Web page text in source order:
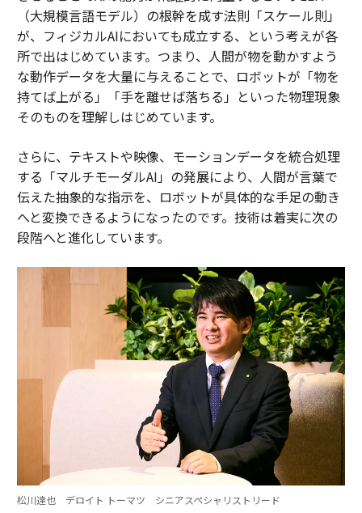
（大規模言語モデル）の根幹を成す法則「スケール則」
が、フィジカルAIにおいても成立する、という考えが各
所で出はじめています。つまり、人間が物を動かすよう
な動作データを大量に与えることで、ロボットが「物を
持てば上がる」「手を離せば落ちる」といった物理現象
そのものを理解しはじめています。
さらに、テキストや映像、モーションデータを統合処理
する「マルチモーダルAI」の発展により、人間が言葉で
伝えた抽象的な指示を、ロボットが具体的な手足の動き
へと変換できるようになったのです。技術は着実に次の
段階へと進化しています。
松川達也 デロイト トーマツ シニアスペシャリストリード